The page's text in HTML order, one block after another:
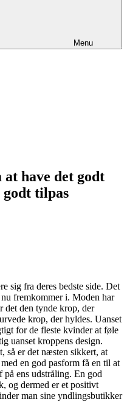
Menu
at have det godt
godt tilpas
sig fra deres bedste side. Det
fremkommer i. Moden har
det den tynde krop, der
krop, der hyldes. Uanset
for de fleste kvinder at føle
uanset kroppens design.
så er det næsten sikkert, at
en god pasform få en til at
på ens udstråling. En god
og dermed er et positivt
man sine yndlingsbutikker